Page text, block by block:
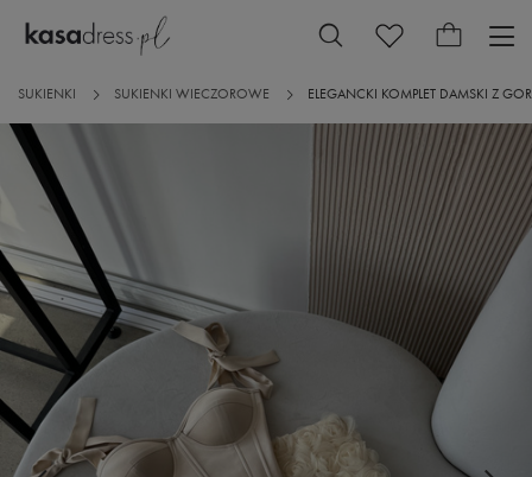
SUKIENKI SUKIENKI WIECZOROWE ELEGANCKI KOMPLET DAMSKI Z